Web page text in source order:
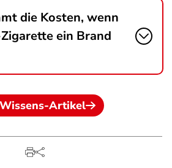
die Kosten, wenn
ein Brand
Artikel